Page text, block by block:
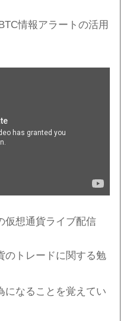
情報アラートの活用
仮想通貨ライブ配信
のトレードに関する勉
になることを覚えてい